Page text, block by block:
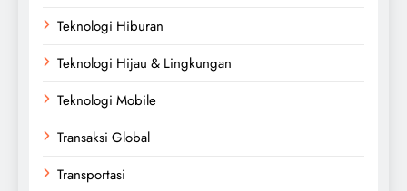
Teknologi Hiburan
Teknologi Hijau & Lingkungan
Teknologi Mobile
Transaksi Global
Transportasi